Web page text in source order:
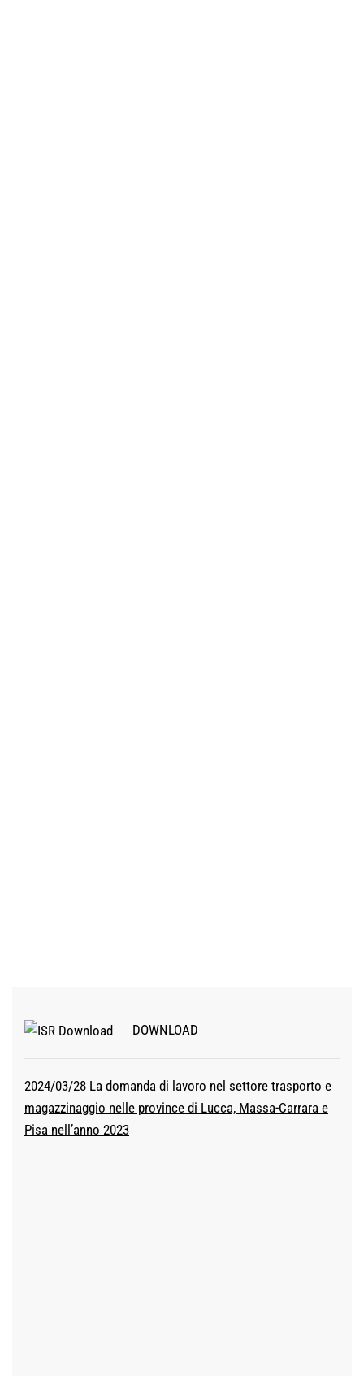
DOWNLOAD
2024/03/28 La domanda di lavoro nel settore trasporto e
magazzinaggio nelle province di Lucca, Massa-Carrara e
Pisa nell’anno 2023